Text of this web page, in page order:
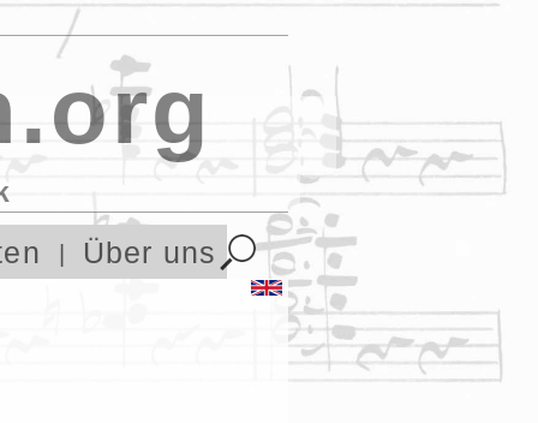
Über uns